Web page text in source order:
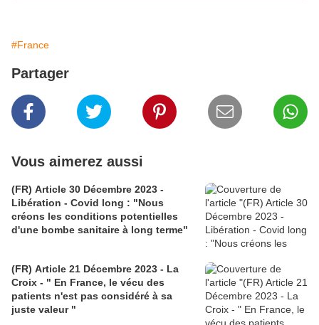
#France
Partager
Vous aimerez aussi
(FR) Article 30 Décembre 2023 -
Libération - Covid long : "Nous
créons les conditions potentielles
d'une bombe sanitaire à long terme"
(FR) Article 21 Décembre 2023 - La
Croix - " En France, le vécu des
patients n'est pas considéré à sa
juste valeur "